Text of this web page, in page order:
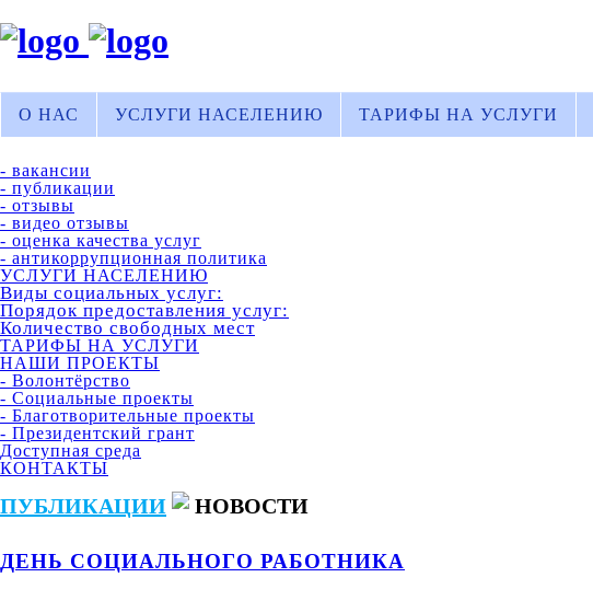
О НАС УСЛУГИ НАСЕЛЕНИЮ ТАРИФЫ НА УСЛУГИ
- вакансии
- публикации
- отзывы
- видео отзывы
- оценка качества услуг
- антикоррупционная политика
УСЛУГИ НАСЕЛЕНИЮ
Виды социальных услуг:
Порядок предоставления услуг:
Количество свободных мест
ТАРИФЫ НА УСЛУГИ
НАШИ ПРОЕКТЫ
- Волонтёрство
- Социальные проекты
- Благотворительные проекты
- Президентский грант
Доступная среда
КОНТАКТЫ
ПУБЛИКАЦИИ НОВОСТИ
ДЕНЬ СОЦИАЛЬНОГО РАБОТНИКА